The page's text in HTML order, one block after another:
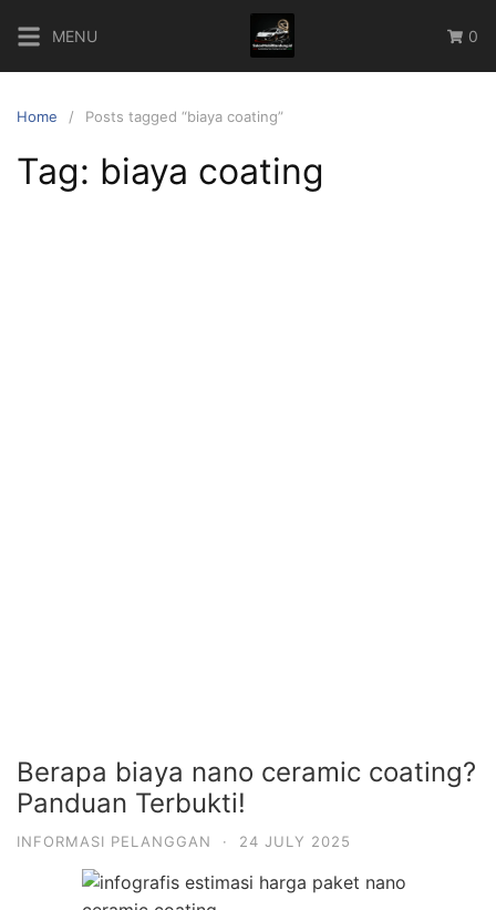
content
MENU 0
Home Posts tagged “biaya coating”
Tag: biaya coating
Berapa biaya nano ceramic coating?
Panduan Terbukti!
INFORMASI PELANGGAN · 24 JULY 2025